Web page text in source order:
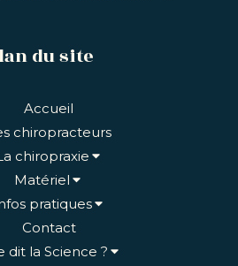
du site
Accueil
chiropracteurs
chiropraxie
Matériel
pratiques
Contact
dit la Science ?